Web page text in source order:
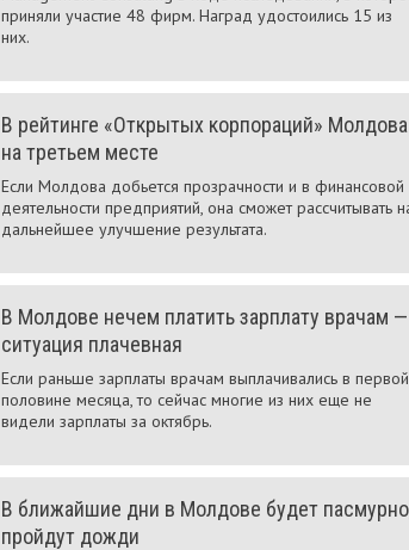
приняли участие 48 фирм. Наград удостоились 15 из
них.
В рейтинге «Открытых корпораций» Молдова
на третьем месте
Если Молдова добьется прозрачности и в финансовой
деятельности предприятий, она сможет рассчитывать
дальнейшее улучшение результата.
В Молдове нечем платить зарплату врачам —
ситуация плачевная
Если раньше зарплаты врачам выплачивались в первой
половине месяца, то сейчас многие из них еще не
видели зарплаты за октябрь.
В ближайшие дни в Молдове будет
пройдут дожди